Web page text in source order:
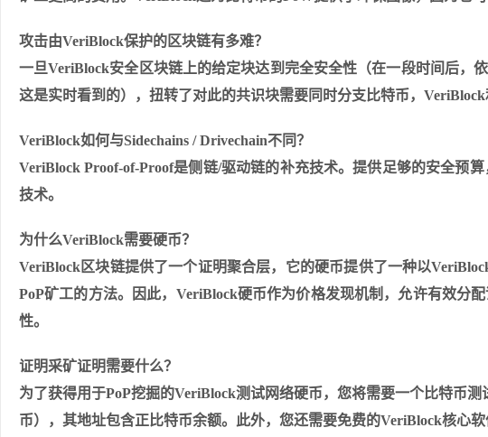
攻击由VeriBlock保护的区块链有多难？
一旦VeriBlock安全区块链上的给定块达到完全安全性（在一段时间后，
这是实时看到的），扭转了对此的共识块需要同时分支比特币，VeriBlock
VeriBlock如何与Sidechains / Drivechain不同？
VeriBlock Proof-of-Proof是侧链/驱动链的补充技术。提供足够的安全预
技术。
为什么VeriBlock需要硬币？
VeriBlock区块链提供了一个证明聚合层，它的硬币提供了一种以
PoP矿工的方法。因此，VeriBlock硬币作为价格发现机制，允许有效分
性。
证明采矿证明需要什么？
为了获得用于PoP挖掘的VeriBlock测试网络硬币，您将需要一个比特币
币），其地址包含正比特币余额。此外，您还需要免费的VeriBlock核心